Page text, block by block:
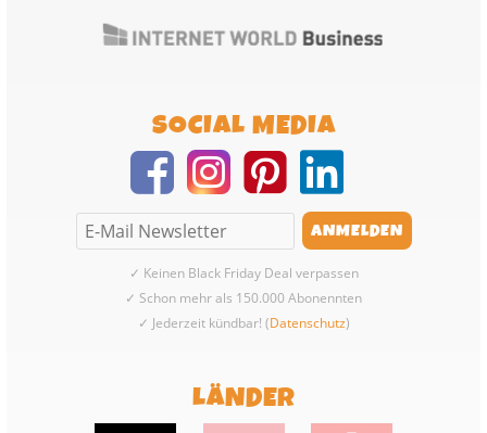
SOCIAL MEDIA
✓ Keinen Black Friday Deal verpassen
✓ Schon mehr als 150.000 Abonennten
✓ Jederzeit kündbar! (Datenschutz)
LÄNDER